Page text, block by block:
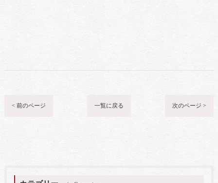
< 前のページ 一覧に戻る 次のページ >